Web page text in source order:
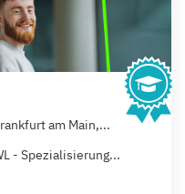
am Main,...
- Spezialisierung...